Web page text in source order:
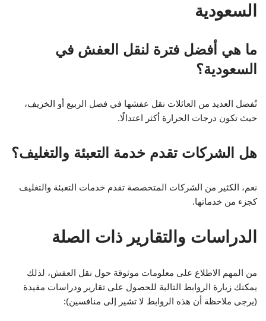
السعودية
ما هي أفضل فترة لنقل العفش في
السعودية؟
تُفضل العديد من العائلات نقل عفشها في فصل الربيع أو الخريف،
حيث تكون درجات الحرارة أكثر اعتدالًا.
هل الشركات تقدم خدمة التعبئة والتغليف؟
نعم، الكثير من الشركات المتخصصة تقدم خدمات التعبئة والتغليف
كجزء من خدماتها.
الدراسات والتقارير ذات الصلة
من المهم الاطلاع على معلومات موثوقة حول نقل العفش، لذلك
يمكنك زيارة الروابط التالية للحصول على تقارير ودراسات مفيدة
(يرجى ملاحظة أن هذه الروابط لا تشير إلى منافسين):